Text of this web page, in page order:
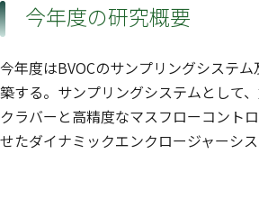
今年度の研究概要
今年度はBVOCのサンプリングシステ
築する。サンプリングシステムとして
クラバーと高精度なマスフローコント
せたダイナミックエンクロージャーシス